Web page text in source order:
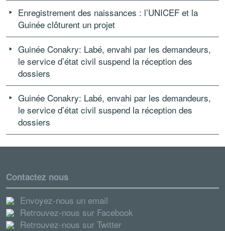
Enregistrement des naissances : l’UNICEF et la
Guinée clôturent un projet
Guinée Conakry: Labé, envahi par les demandeurs,
le service d’état civil suspend la réception des
dossiers
Guinée Conakry: Labé, envahi par les demandeurs,
le service d’état civil suspend la réception des
dossiers
Contactez nous
Envoyez-nous un email
Retrouvez-nous sur Facebook
Retrouvez-nous sur Twitter